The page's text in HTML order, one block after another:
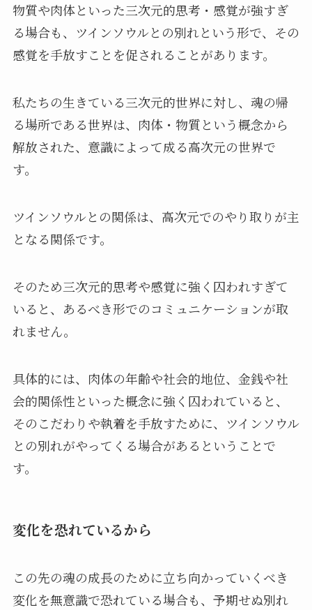
物質や肉体といった三次元的思考・感覚が強すぎ
る場合も、ツインソウルとの別れという形で、その
感覚を手放すことを促されることがあります。
私たちの生きている三次元的世界に対し、魂の帰
る場所である世界は、肉体・物質という概念から
解放された、意識によって成る高次元の世界で
す。
ツインソウルとの関係は、高次元でのやり取りが主
となる関係です。
そのため三次元的思考や感覚に強く囚われすぎて
いると、あるべき形でのコミュニケーションが取
れません。
具体的には、肉体の年齢や社会的地位、金銭や社
会的関係性といった概念に強く囚われていると、
そのこだわりや執着を手放すために、ツインソウル
との別れがやってくる場合があるということで
す。
変化を恐れているから
この先の魂の成長のために立ち向かっていくべき
変化を無意識で恐れている場合も、予期せぬ別れ